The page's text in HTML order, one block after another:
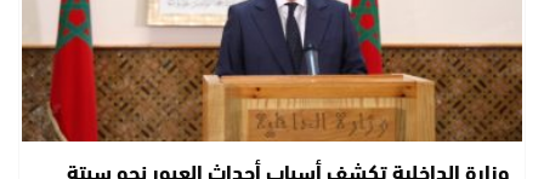
وزارة الداخلية تكشف أسباب أحداث العبور نحو سبتة